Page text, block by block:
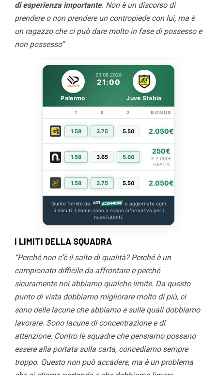
di esperienza importante. Non è un discorso di
prendere o non prendere un contropiede con lui, ma è
un ragazzo che ci può dare molto in fase di possesso e
non possesso”
23.08.2026
21:00
Palermo Juve Stabia
1 X 2 BONUS
1.58 3.75 5.50 2.050€
1.58 3.65 5.60
250€
+ 2.000€
GRATIS
1.58 3.75 5.50 2.050€
Quote fornite da
e aggiornate ogni
5 minuti. I bonus sono a scopo informativo per i
nuovi utenti.
I LIMITI DELLA SQUADRA
“Perché non c’è il salto di qualità? Perché è un
campionato difficile da affrontare e perché
sicuramente noi abbiamo qualche limite. Da questo
punto di vista dobbiamo migliorare molto di più, ci
sono delle lacune che abbiamo e sulle quali dobbiamo
lavorare. Sono lacune di concentrazione e di
attenzione. Contro le squadre che pensiamo possano
essere alla portata sulla carta, concediamo sempre
troppo. Questo non può accadere, ma è un problema